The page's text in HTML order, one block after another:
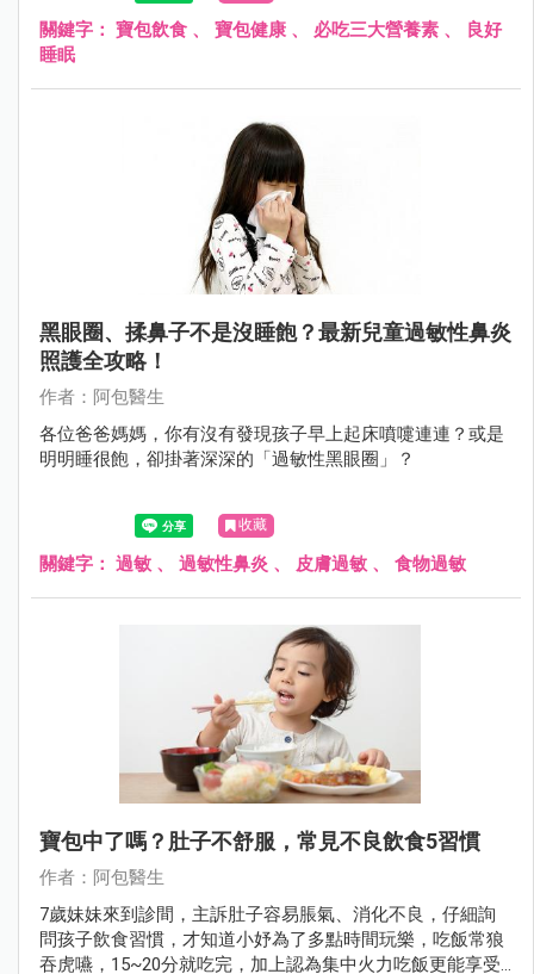
關鍵字： 寶包飲食 、 寶包健康 、 必吃三大營養素 、
良好
睡眠
黑眼圈、揉鼻子不是沒睡飽？最新兒童過敏性鼻炎
照護全攻略！
作者：阿包醫生
各位爸爸媽媽，你有沒有發現孩子早上起床噴嚏連連？或是
明明睡很飽，卻掛著深深的「過敏性黑眼圈」？
收藏
關鍵字： 過敏 、 過敏性鼻炎 、 皮膚過敏 、 食物過敏
寶包中了嗎？肚子不舒服，常見不良飲食5習慣
作者：阿包醫生
7歲妹妹來到診間，主訴肚子容易脹氣、消化不良，仔細詢
問孩子飲食習慣，才知道小妤為了多點時間玩樂，吃飯常狼
吞虎嚥，15~20分就吃完，加上認為集中火力吃飯更能享受